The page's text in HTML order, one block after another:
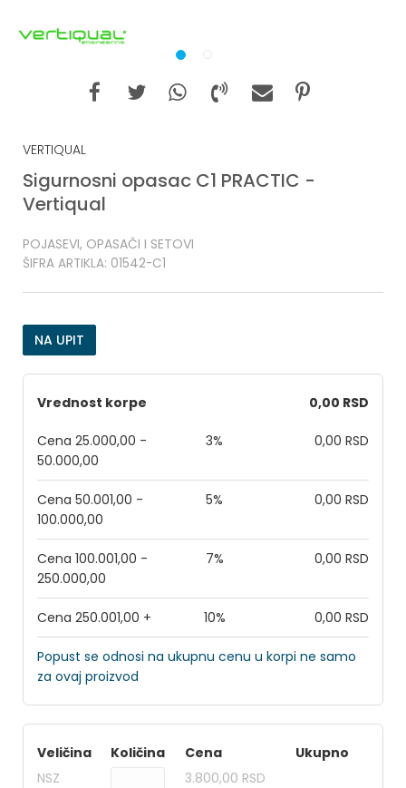
1
VERTIQUAL
Sigurnosni opasac C1 PRACTIC -
Vertiqual
POJASEVI, OPASAČI I SETOVI
ŠIFRA ARTIKLA: 01542-C1
NA UPIT
Vrednost korpe 0,00 RSD
Cena 25.000,00 -
50.000,00
3% 0,00 RSD
Cena 50.001,00 -
100.000,00
5% 0,00 RSD
Cena 100.001,00 -
250.000,00
7% 0,00 RSD
Cena 250.001,00 + 10% 0,00 RSD
Popust se odnosi na ukupnu cenu u korpi ne samo
za ovaj proizvod
Veličina Količina Cena
Ukupno
NSZ
3.800,00 RSD